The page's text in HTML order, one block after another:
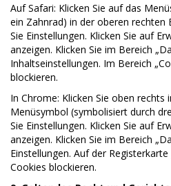
Auf Safari: Klicken Sie auf das
ein Zahnrad) in der oberen rechten
Sie Einstellungen. Klicken Sie auf
anzeigen. Klicken Sie im Bereich
Inhaltseinstellungen. Im Bereich
blockieren.
In Chrome: Klicken Sie oben rechts
Menüsymbol (symbolisiert durch
Sie Einstellungen. Klicken Sie auf
anzeigen. Klicken Sie im Bereich
Einstellungen. Auf der
Cookies blockieren.